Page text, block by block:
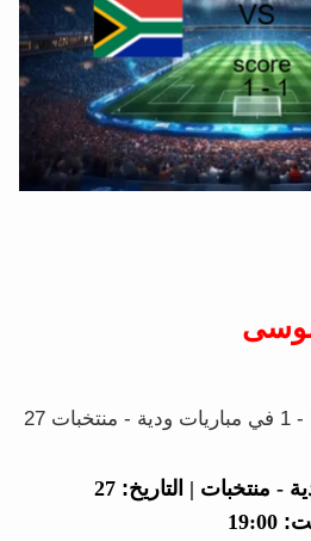
تعادل أفريقيا وبنما بنتيجة 1 - 1 في مباريات ودية - منتخبات 27
- منتخبات | التاريخ: 27
19:00